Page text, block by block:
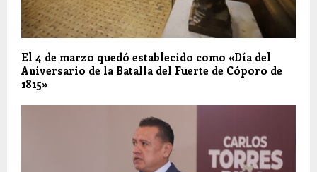
El 4 de marzo quedó establecido como «Día del
Aniversario de la Batalla del Fuerte de Cóporo de
1815»